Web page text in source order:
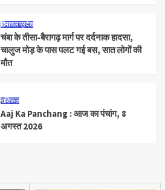
हिमाचल प्रदेश
चंबा के तीसा-बैरागढ़ मार्ग पर दर्दनाक हादसा,
चालुज मोड़ के पास पलट गई बस, सात लोगों की
मौत
राशिफल
Aaj Ka Panchang : आज का पंचांग, 8
अगस्त 2026